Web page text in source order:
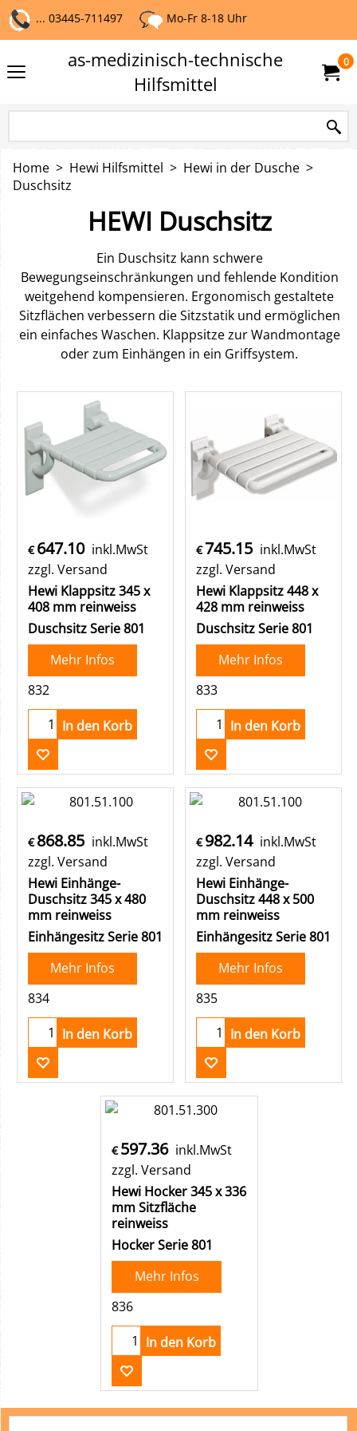
... 03445-711497 Mo-Fr 8-18 Uhr
as-medizinisch-technische
Hilfsmittel
0
Home > Hewi Hilfsmittel > Hewi in der Dusche >
Duschsitz
HEWI Duschsitz
Ein Duschsitz kann schwere
Bewegungseinschränkungen und fehlende Kondition
weitgehend kompensieren. Ergonomisch gestaltete
Sitzflächen verbessern die Sitzstatik und ermöglichen
ein einfaches Waschen. Klappsitze zur Wandmontage
oder zum Einhängen in ein Griffsystem.
€ 647.10 inkl.MwSt
zzgl. Versand
Hewi Klappsitz 345 x
408 mm reinweiss
Duschsitz Serie 801
Mehr Infos
832
In den Korb
€745.15 inkl.MwSt
zzgl. Versand
Hewi Klappsitz 448 x
428 mm reinweiss
Duschsitz Serie 801
Mehr Infos
833
In den Korb
€ 868.85 inkl.MwSt
zzgl. Versand
Hewi Einhänge-
Duschsitz 345 x 480
mm reinweiss
Einhängesitz Serie 801
Mehr Infos
834
In den Korb
€ 982.14 inkl.MwSt
zzgl. Versand
Hewi Einhänge-
Duschsitz 448 x 500
mm reinweiss
Einhängesitz Serie 801
Mehr Infos
835
In den Korb
€597.36 inkl.MwSt
zzgl. Versand
Hewi Hocker 345 x 336
mm Sitzfläche
reinweiss
Hocker Serie 801
Mehr Infos
836
In den Korb